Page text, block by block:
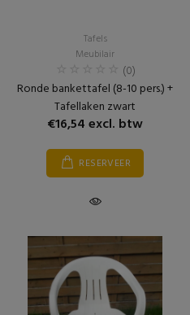
Tafels
Meubilair
(0)
Ronde bankettafel (8-10 pers.) +
Tafellaken zwart
€16,54 excl. btw
RESERVEER